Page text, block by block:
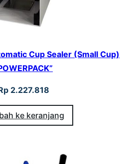
Cup Sealer (Small Cup)
2.227.818
ke keranjang